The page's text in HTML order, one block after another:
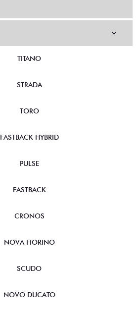
TITANO
STRADA
TORO
FASTBACK HYBRID
PULSE
FASTBACK
CRONOS
NOVA FIORINO
SCUDO
NOVO DUCATO